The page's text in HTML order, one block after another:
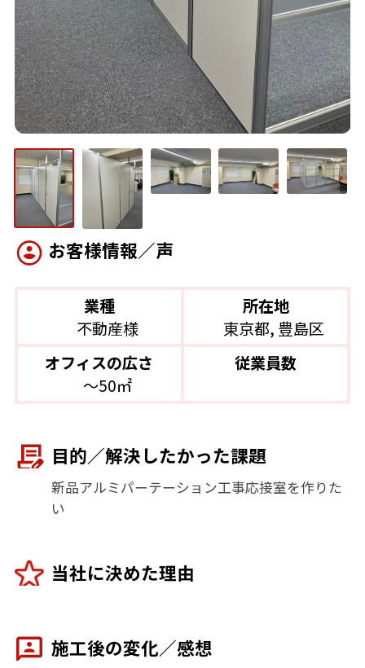
お客様情報／声
業種
不動産様
所在地
東京都, 豊島区
オフィスの広さ
〜50㎡
従業員数
目的／解決したかった課題
新品アルミパーテーション工事応接室を作りた
い
当社に決めた理由
施工後の変化／感想